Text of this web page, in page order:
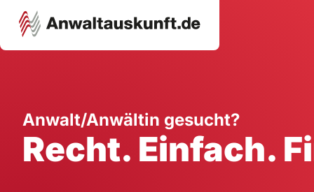
Ausbildung
Handwerk
Dienstleistung
Anwalt/Anwältin gesucht?
Recht. Einfach.